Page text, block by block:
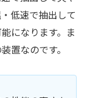
低速で抽出して
になります。ま
置なのです。